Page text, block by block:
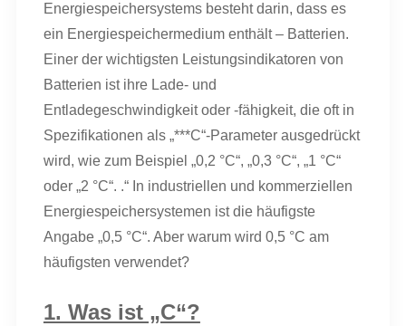
Energiespeichersystems besteht darin, dass es
ein Energiespeichermedium enthält – Batterien.
Einer der wichtigsten Leistungsindikatoren von
Batterien ist ihre Lade- und
Entladegeschwindigkeit oder -fähigkeit, die oft in
Spezifikationen als „***C“-Parameter ausgedrückt
wird, wie zum Beispiel „0,2 °C“, „0,3 °C“, „1 °C“
oder „2 °C“. .“ In industriellen und kommerziellen
Energiespeichersystemen ist die häufigste
Angabe „0,5 °C“. Aber warum wird 0,5 °C am
häufigsten verwendet?
1. Was ist „C“?